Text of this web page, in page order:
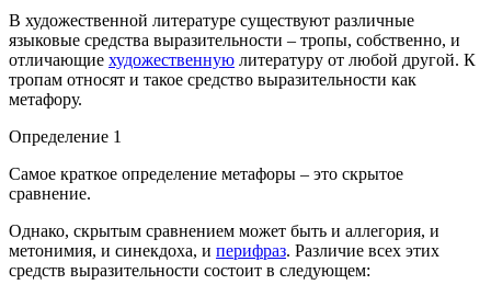
В художественной литературе существуют различные
языковые средства выразительности – тропы, собственно, и
отличающие художественную литературу от любой другой. К
тропам относят и такое средство выразительности как
метафору.
Определение 1
Самое краткое определение метафоры – это скрытое
сравнение.
Однако, скрытым сравнением может быть и аллегория, и
метонимия, и синекдоха, и перифраз. Различие всех этих
средств выразительности состоит в следующем: